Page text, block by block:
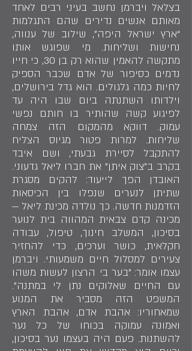
בצלאל ויברמן נחשב בעיני רבים לאחד
מאותם אנשים נדירים שהם התגלמות
“ארץ ישראל היפה”, שילוב של ענווה,
נחישות ושליחות. מי שפוגש אותו
מתקשה להאמין שהוא רק בן 30, כי חייו
נדמים כסיפור של אדם שכבר הספיק
לחיות כמה גלגולים. הוא גדל בירושלים,
וילדותו השתנתה ביום שבו היה עד
לפיגוע קשה שהותיר בו חותם נפשי
עמוק. דווקא מהמקום הזה צמחה
שליחות. למרות פטור מגיוס הצליח
להתקבל לסיירת גבעתי, ושם איבד
בקרב ב"צוק איתן" את חברו ליאל גדעוני.
האובדן הפך לייעוד: להקים מסגרת
שתיתן לנערים שנפלו בין הכיסאות
הזדמנות חדשה. כך נולדה מכינת ליאל —
מכינה קדם צבאית המהווה בית לנוער
בסיכון, המשלב חינוך, טיפול, עבודה
חקלאית, כושר וערכים, כדי להחזיר
צעירים למסלול חיים משמעותי. ויברמן
עצמו אומר: "בער בי הרצון לעשות משהו
עם החיים שאלוקים נתן לי במתנה".
המשפט הזה מסביר את המנוע
שמאחוריו: אהבת אדם, אהבת הארץ
ואמונה עמוקה בכוחו של כל נער
להשתנות. פעם היה בעצמו נער בסיכון,